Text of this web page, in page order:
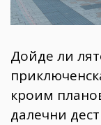
Wellness
1817
Дойде ли
кроим
далечни